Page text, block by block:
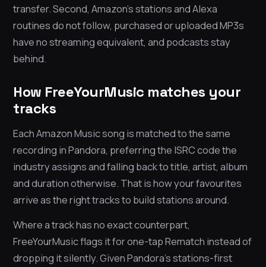
transfer. Second, Amazon’s stations and Alexa
routines do not follow, purchased or uploaded MP3s
have no streaming equivalent, and podcasts stay
behind.
How FreeYourMusic matches your
tracks
Each Amazon Music song is matched to the same
recording in Pandora, preferring the ISRC code the
industry assigns and falling back to title, artist, album
and duration otherwise. That is how your favourites
arrive as the right tracks to build stations around.
Where a track has no exact counterpart,
FreeYourMusic flags it for one-tap Rematch instead of
dropping it silently. Given Pandora’s stations-first